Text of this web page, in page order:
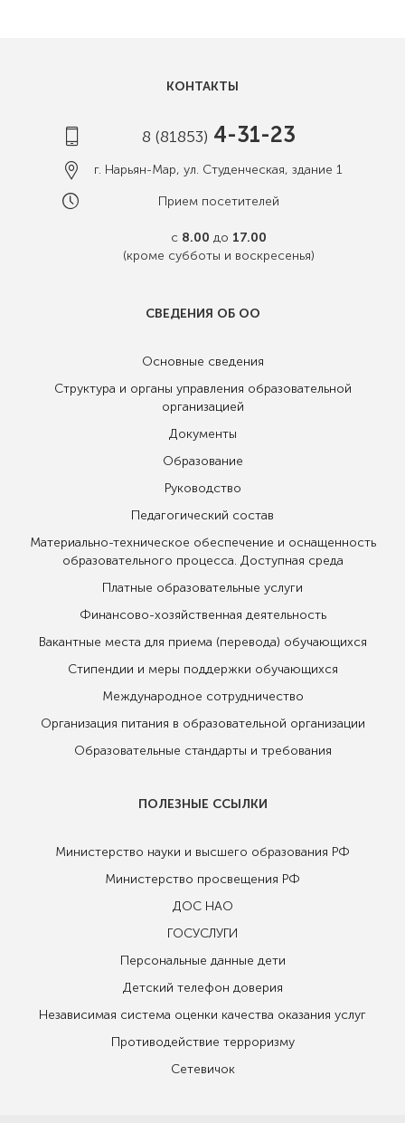
КОНТАКТЫ
8 (81853) 4-31-23
г. Нарьян-Мар, ул. Студенческая, здание 1
Прием посетителей
с 8.00 до 17.00
(кроме субботы и воскресенья)
СВЕДЕНИЯ ОБ ОО
Основные сведения
Структура и органы управления образовательной
организацией
Документы
Образование
Руководство
Педагогический состав
Материально-техническое обеспечение и оснащенность
образовательного процесса. Доступная среда
Платные образовательные услуги
Финансово-хозяйственная деятельность
Вакантные места для приема (перевода) обучающихся
Стипендии и меры поддержки обучающихся
Международное сотрудничество
Организация питания в образовательной организации
Образовательные стандарты и требования
ПОЛЕЗНЫЕ ССЫЛКИ
Министерство науки и высшего образования РФ
Министерство просвещения РФ
ДОС НАО
ГОСУСЛУГИ
Персональные данные дети
Детский телефон доверия
Независимая система оценки качества оказания услуг
Противодействие терроризму
Сетевичок